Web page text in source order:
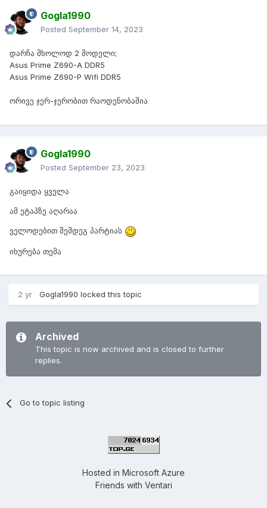
Gogla1990
Posted September 14, 2023
დარჩა მხოლოდ 2 მოდელი;
Asus Prime Z690-A DDR5
Asus Prime Z690-P Wifi DDR5
ორივე ჯერ-ჯერობით რაოდენობაშია
Gogla1990
Posted September 23, 2023
გაიყიდა ყველა
ამ ეტაპზე აღარაა
ველოდებით შემდეგ პარტიას
იხურება თემა
2 yr Gogla1990 locked this topic
Archived
This topic is now archived and is closed to further
replies.
Go to topic listing
Hosted in Microsoft Azure
Friends with Ventari